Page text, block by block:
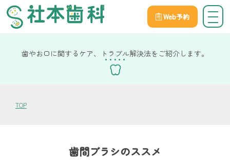
Web予約
院長社本の健康コラム
歯やお口に関するケア、トラブル解決法をご紹介します。
TOP
歯間ブラシのススメ